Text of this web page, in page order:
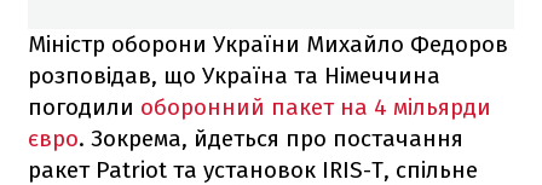
Міністр оборони України Михайло Федоров
розповідав, що Україна та Німеччина
погодили оборонний пакет на 4 мільярди
євро. Зокрема, йдеться про постачання
ракет Patriot та установок IRIS-T, спільне